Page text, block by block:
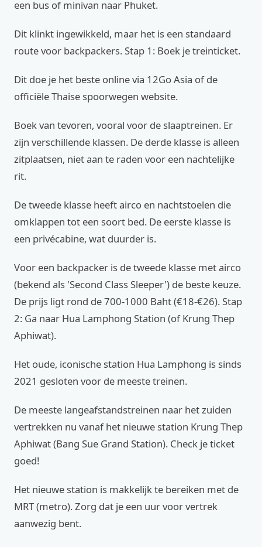
een bus of minivan naar Phuket.
Dit klinkt ingewikkeld, maar het is een standaard
route voor backpackers. Stap 1: Boek je treinticket.
Dit doe je het beste online via 12Go Asia of de
officiële Thaise spoorwegen website.
Boek van tevoren, vooral voor de slaaptreinen. Er
zijn verschillende klassen. De derde klasse is alleen
zitplaatsen, niet aan te raden voor een nachtelijke
rit.
De tweede klasse heeft airco en nachtstoelen die
omklappen tot een soort bed. De eerste klasse is
een privécabine, wat duurder is.
Voor een backpacker is de tweede klasse met airco
(bekend als 'Second Class Sleeper') de beste keuze.
De prijs ligt rond de 700-1000 Baht (€18-€26). Stap
2: Ga naar Hua Lamphong Station (of Krung Thep
Aphiwat).
Het oude, iconische station Hua Lamphong is sinds
2021 gesloten voor de meeste treinen.
De meeste langeafstandstreinen naar het zuiden
vertrekken nu vanaf het nieuwe station Krung Thep
Aphiwat (Bang Sue Grand Station). Check je ticket
goed!
Het nieuwe station is makkelijk te bereiken met de
MRT (metro). Zorg dat je een uur voor vertrek
aanwezig bent.